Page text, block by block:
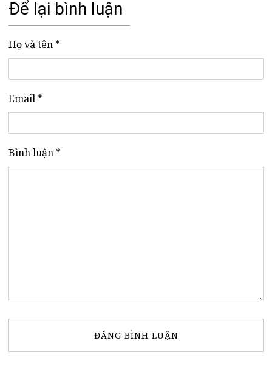
Để lại bình luận
Họ và tên *
Email *
Bình luận *